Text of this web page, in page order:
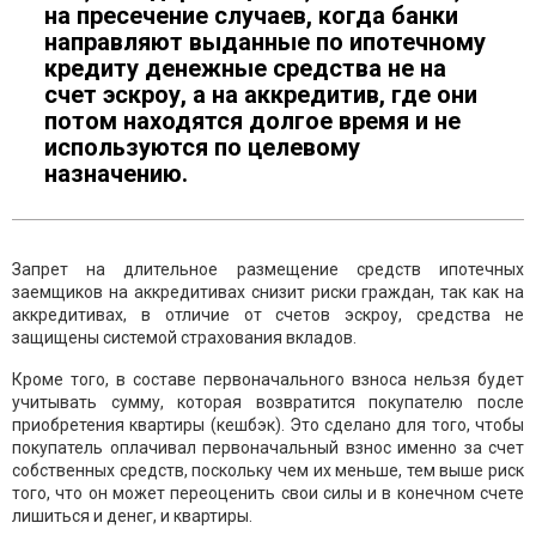
на пресечение случаев, когда банки
направляют выданные по ипотечному
кредиту денежные средства не на
счет эскроу, а на аккредитив, где они
потом находятся долгое время и не
используются по целевому
назначению.
Запрет на длительное размещение средств ипотечных
заемщиков на аккредитивах снизит риски граждан, так как на
аккредитивах, в отличие от счетов эскроу, средства не
защищены системой страхования вкладов.
Кроме того, в составе первоначального взноса нельзя будет
учитывать сумму, которая возвратится покупателю после
приобретения квартиры (кешбэк). Это сделано для того, чтобы
покупатель оплачивал первоначальный взнос именно за счет
собственных средств, поскольку чем их меньше, тем выше риск
того, что он может переоценить свои силы и в конечном счете
лишиться и денег, и квартиры.